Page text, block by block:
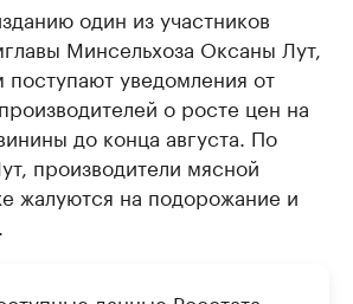
один из участников
Минсельхоза Оксаны Лут,
уведомления от
о росте цен на
до конца августа. По
производители мясной
жалуются на подорожание и